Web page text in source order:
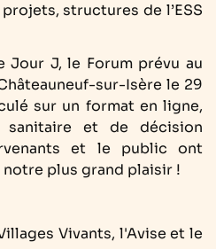
structures de l’ESS
Jour J, le Forum prévu au
sur-Isère le 29
sur un format en ligne,
et de décision
et le public ont
plus grand plaisir !
Vivants, l'Avise et le